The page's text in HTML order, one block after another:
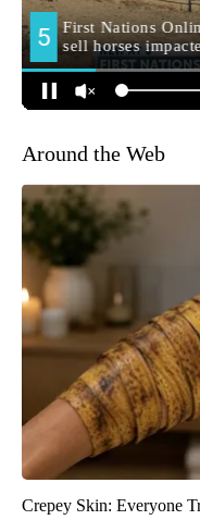
Around the Web
Crepey Skin: Everyone